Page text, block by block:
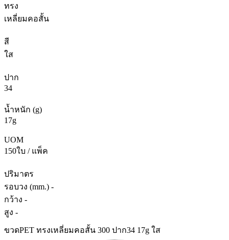
ทรง
เหลี่ยมคอสั้น
สี
ใส
ปาก
34
น้ำหนัก (g)
17g
UOM
150ใบ / แพ็ค
ปริมาตร
รอบวง (mm.) -
กว้าง -
สูง -
ขวดPET ทรงเหลี่ยมคอสั้น 300 ปาก34 17g ใส